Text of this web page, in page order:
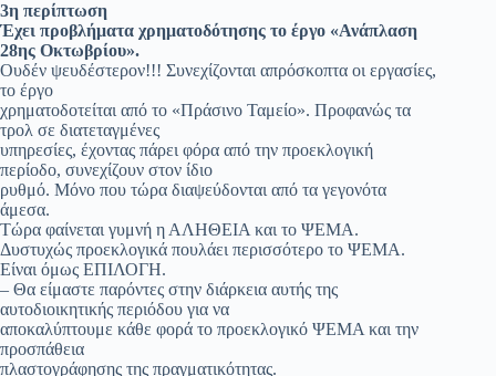
3η περίπτωση
Έχει προβλήματα χρηματοδότησης το έργο «Ανάπλαση
28ης Οκτωβρίου».
Ουδέν ψευδέστερον!!! Συνεχίζονται απρόσκοπτα οι εργασίες,
το έργο
χρηματοδοτείται από το «Πράσινο Ταμείο». Προφανώς τα
τρολ σε διατεταγμένες
υπηρεσίες, έχοντας πάρει φόρα από την προεκλογική
περίοδο, συνεχίζουν στον ίδιο
ρυθμό. Μόνο που τώρα διαψεύδονται από τα γεγονότα
άμεσα.
Τώρα φαίνεται γυμνή η ΑΛΗΘΕΙΑ και το ΨΕΜΑ.
Δυστυχώς προεκλογικά πουλάει περισσότερο το ΨΕΜΑ.
Είναι όμως ΕΠΙΛΟΓΗ.
– Θα είμαστε παρόντες στην διάρκεια αυτής της
αυτοδιοικητικής περιόδου για να
αποκαλύπτουμε κάθε φορά το προεκλογικό ΨΕΜΑ και την
προσπάθεια
πλαστογράφησης της πραγματικότητας.